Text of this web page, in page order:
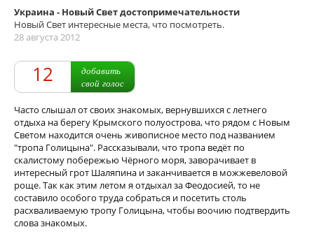
Украина - Новый Свет достопримечательности
Новый Свет интересные места, что посмотреть.
28 августа 2012
12
добавить
свой голос
Часто слышал от своих знакомых, вернувшихся с летнего
отдыха на берегу Крымского полуострова, что рядом с Новым
Светом находится очень живописное место под названием
"тропа Голицына". Рассказывали, что тропа ведёт по
скалистому побережью Чёрного моря, заворачивает в
интересный грот Шаляпина и заканчивается в можжевеловой
роще. Так как этим летом я отдыхал за Феодосией, то не
составило особого труда собраться и посетить столь
расхваливаемую тропу Голицына, чтобы воочию подтвердить
слова знакомых.